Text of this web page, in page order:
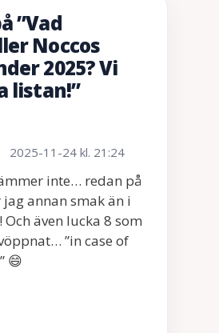
”Vad
Noccos
2025? Vi
listan!”
2025-11-24 kl. 21:24
inte… redan på
annan smak än i
Och även lucka 8 som
”in case of
😄